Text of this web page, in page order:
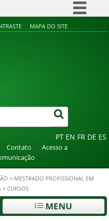
Simplifique!
Canais
MAPA DO SITE
PT EN FR DE ES
Contato
Acesso a
> MESTRADO PROFISSIONAL EM
> CURSOS
MENU